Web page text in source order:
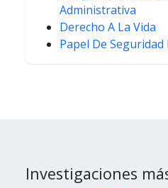
Administrativa
Derecho A La Vida
Papel De
Investigaciones